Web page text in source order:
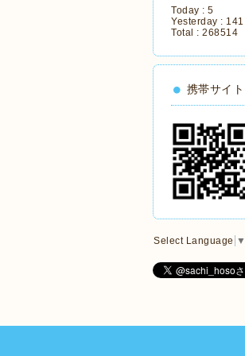
Today : 5
Yesterday : 141
Total : 268514
携帯サイト
Select Language ▼